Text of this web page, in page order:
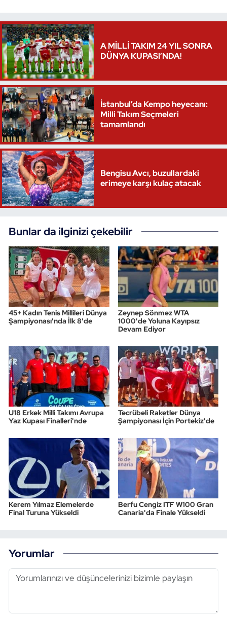
A MİLLİ TAKIM 24 YIL SONRA
DÜNYA KUPASI’NDA!
İstanbul’da Kempo heyecanı:
Milli Takım Seçmeleri
tamamlandı
Bengisu Avcı, buzullardaki
erimeye karşı kulaç atacak
Bunlar da ilginizi çekebilir
45+ Kadın Tenis Millileri Dünya
Şampiyonası'nda İlk 8'de
Zeynep Sönmez WTA
1000'de Yoluna Kayıpsız
Devam Ediyor
U18 Erkek Milli Takımı Avrupa
Yaz Kupası Finalleri'nde
Tecrübeli Raketler Dünya
Şampiyonası İçin Portekiz'de
Kerem Yılmaz Elemelerde
Final Turuna Yükseldi
Berfu Cengiz ITF W100 Gran
Canaria'da Finale Yükseldi
Yorumlar
Triatlon
Voleybol
Vücut Geliştirme Fitness
Wushu Kungfu
Yelken
Yüzme